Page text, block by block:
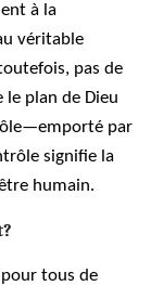
à la
véritable
pas de
le plan de Dieu
par
signifie la
humain.
tous de